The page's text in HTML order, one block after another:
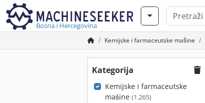
Bosna i Hercegovina
Kemijske i farmaceutske mašine
Kategorija
Kemijske i farmaceutske
mašine (1.265)